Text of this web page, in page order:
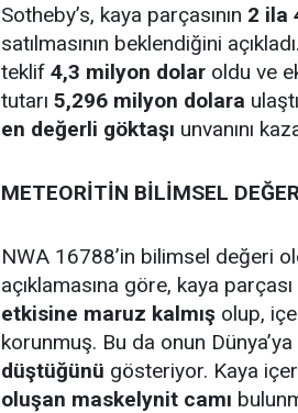
Sotheby’s, kaya parçasının 2 ila
satılmasının beklendiğini
teklif 4,3 milyon dolar oldu ve
tutarı 5,296 milyon dolara
en değerli göktaşı unvanını
METEORİTİN BİLİMSEL
NWA 16788’in bilimsel değeri
açıklamasına göre, kaya parçası
etkisine maruz kalmış olup,
korunmuş. Bu da onun Dünya’ya
düştüğünü gösteriyor. Kaya
oluşan maskelynit camı